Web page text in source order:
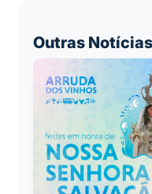
Outras Notícias